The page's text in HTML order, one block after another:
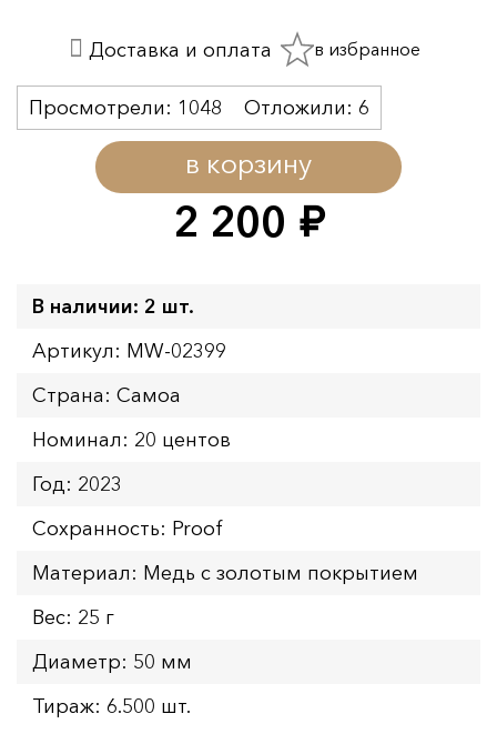
2 200 руб.
в корзину
Просмотрели: 1048 Отложили: 6
Доставка и оплата в избранное
В наличии: 2 шт.
Артикул: MW-02399
Страна: Самоа
Номинал: 20 центов
Год: 2023
Сохранность: Proof
Материал: Медь с золотым покрытием
Вес: 25 г
Диаметр: 50 мм
Тираж: 6.500 шт.